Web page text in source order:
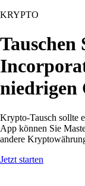
KRYPTO
Tauschen
niedrigen
Krypto-Tausch sollte
App können Sie
andere
Jetzt starten